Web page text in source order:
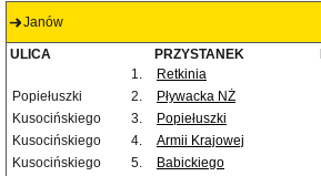
Janów
ULICA PRZYSTANEK
1.
Retkinia
Popiełuszki
2. Pływacka NŻ
Kusocińskiego
3. Popiełuszki
Kusocińskiego
4. Armii Krajowej
Kusocińskiego
5. Babickiego